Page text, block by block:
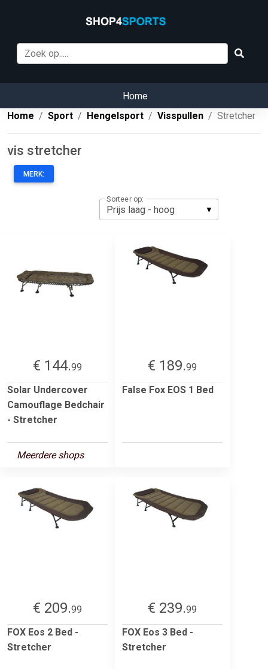
Home
Home
Sport Hengelsport Visspullen Stretcher
vis stretcher
MERK:
Sorteer op:
€ 144.99
Solar Undercover
Camouflage Bedchair
- Stretcher
Meerdere shops
€ 189.99
False Fox EOS 1 Bed
€ 209.99
FOX Eos 2 Bed -
Stretcher
€ 239.99
FOX Eos 3 Bed -
Stretcher